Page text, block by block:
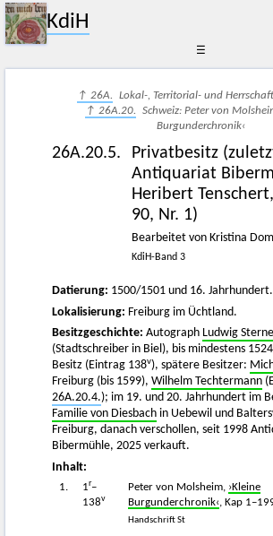
KdiH
☰
↑ 26A. Lokal-, Territorial- und
↑ 26A.20. Schweiz: Peter von
Burgunderchronik‹
26A.20.5.
Privatbesitz
Antiquariat
Heribert
90, Nr. 1)
Bearbeitet von Kristina
KdiH-Band 3
Datierung: 1500/1501 und 16. Jahrhundert.
Lokalisierung: Freiburg im Üchtland.
Besitzgeschichte: Autograph Ludwig
(Stadtschreiber in Biel), bis mindestens
Besitz (Eintrag 138v), spätere Besitzer:
Freiburg (bis 1599), Wilhelm Techtermann
26A.20.4.); im 19. und 20. Jahrhundert im
Familie von Diesbach in Uebewil und
Freiburg, danach verschollen, seit 1998
Bibermühle, 2025 verkauft.
Inhalt:
1. 1r–
138v
Peter von Molsheim, ›Kleine
Burgunderchronik‹, Kap
Handschrift St